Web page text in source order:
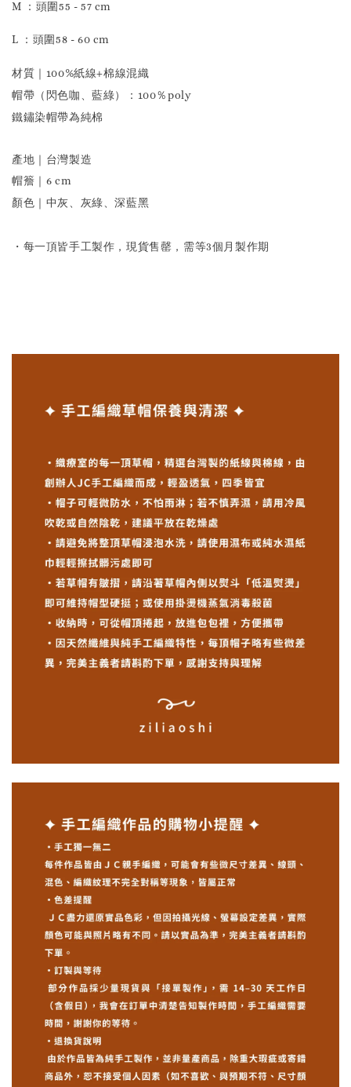
M ：頭圍55 - 57 cm
L ：頭圍58 - 60 cm
材質｜ 100%紙線+棉線混織
帽帶（閃色咖、藍綠）：100％poly
鐵鏽染帽帶為純棉
產地｜台灣製造
帽簷 ｜ 6 cm
顏色｜中灰、灰綠、深藍黑
・每一頂皆手工製作，現貨售罄，需等3個月製作期